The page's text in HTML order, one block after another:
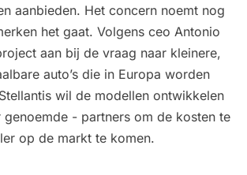
aanbieden. Het concern noemt nog
het gaat. Volgens ceo Antonio
aan bij de vraag naar kleinere,
auto’s die in Europa worden
wil de modellen ontwikkelen
genoemde - partners om de kosten te
op de markt te komen.